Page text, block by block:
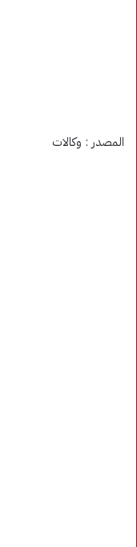
المصدر : وكالات